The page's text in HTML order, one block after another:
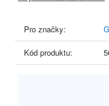
Pro značky:
Kód produktu: